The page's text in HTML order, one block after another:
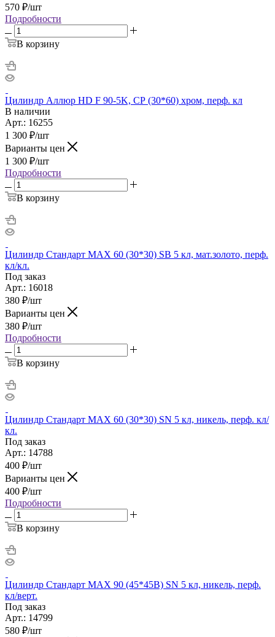
570 ₽/шт
Подробности
В корзину
Цилиндр Аллюр HD F 90-5K, СР (30*60) хром, перф. кл
В наличии
Арт.: 16255
1 300 ₽/шт
Варианты цен
1 300 ₽/шт
Подробности
В корзину
Цилиндр Стандарт MAX 60 (30*30) SB 5 кл, мат.золото, перф.
кл/кл.
Под заказ
Арт.: 16018
380 ₽/шт
Варианты цен
380 ₽/шт
Подробности
В корзину
Цилиндр Стандарт MAX 60 (30*30) SN 5 кл, никель, перф. кл/
кл.
Под заказ
Арт.: 14788
400 ₽/шт
Варианты цен
400 ₽/шт
Подробности
В корзину
Цилиндр Стандарт MAX 90 (45*45B) SN 5 кл, никель, перф.
кл/верт.
Под заказ
Арт.: 14799
580 ₽/шт